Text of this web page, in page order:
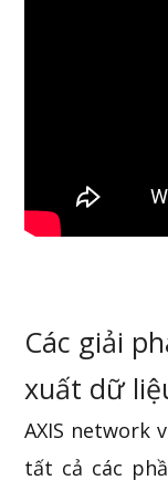
Các giải
xuất dữ
AXIS network
tất cả các